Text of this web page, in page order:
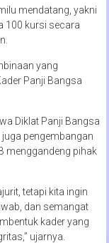
mendatang, yakni
100 kursi secara
yang
Panji Bangsa
Diklat Panji Bangsa
pengembangan
menggandeng pihak
tetapi kita ingin
dan semangat
kader yang
ujarnya.